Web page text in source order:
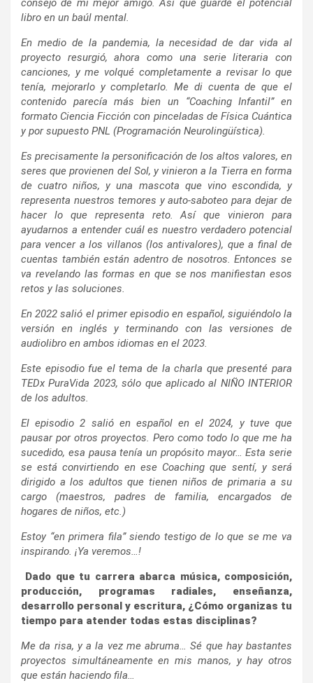
consejo de mi mejor amigo. Así que guardé el potencial
libro en un baúl mental.
En medio de la pandemia, la necesidad de dar vida al
proyecto resurgió, ahora como una serie literaria con
canciones, y me volqué completamente a revisar lo que
tenía, mejorarlo y completarlo. Me di cuenta de que el
contenido parecía más bien un “Coaching Infantil” en
formato Ciencia Ficción con pinceladas de Física Cuántica
y por supuesto PNL (Programación Neurolingüística).
Es precisamente la personificación de los altos valores, en
seres que provienen del Sol, y vinieron a la Tierra en forma
de cuatro niños, y una mascota que vino escondida, y
representa nuestros temores y auto-saboteo para dejar de
hacer lo que representa reto. Así que vinieron para
ayudarnos a entender cuál es nuestro verdadero potencial
para vencer a los villanos (los antivalores), que a final de
cuentas también están adentro de nosotros. Entonces se
va revelando las formas en que se nos manifiestan esos
retos y las soluciones.
En 2022 salió el primer episodio en español, siguiéndolo la
versión en inglés y terminando con las versiones de
audiolibro en ambos idiomas en el 2023.
Este episodio fue el tema de la charla que presenté para
TEDx PuraVida 2023, sólo que aplicado al NIÑO INTERIOR
de los adultos.
El episodio 2 salió en español en el 2024, y tuve que
pausar por otros proyectos. Pero como todo lo que me ha
sucedido, esa pausa tenía un propósito mayor… Esta serie
se está convirtiendo en ese Coaching que sentí, y será
dirigido a los adultos que tienen niños de primaria a su
cargo (maestros, padres de familia, encargados de
hogares de niños, etc.)
Estoy “en primera fila” siendo testigo de lo que se me va
inspirando. ¡Ya veremos…!
Dado que tu carrera abarca música, composición,
producción, programas radiales, enseñanza,
desarrollo personal y escritura, ¿Cómo organizas tu
tiempo para atender todas estas disciplinas?
Me da risa, y a la vez me abruma… Sé que hay bastantes
proyectos simultáneamente en mis manos, y hay otros
que están haciendo fila…